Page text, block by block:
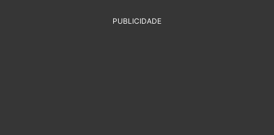
PUBLICIDADE